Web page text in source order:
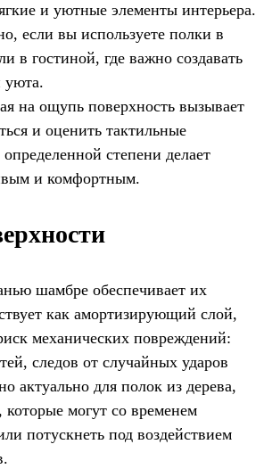
и уютные элементы интерьера.
если вы используете полки в
в гостиной, где важно создавать
уюта.
на ощупь поверхность вызывает
и оценить тактильные
степени делает
и комфортным.
шамбре обеспечивает их
как амортизирующий слой,
механических повреждений:
следов от случайных ударов
актуально для полок из дерева,
могут со временем
потускнеть под воздействием